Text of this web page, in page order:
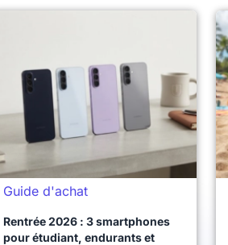
Guide d'achat
Rentrée 2026 : 3 smartphones
pour étudiant, endurants et